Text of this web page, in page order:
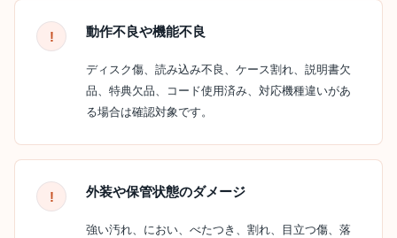
動作不良や機能不良
ディスク傷、読み込み不良、ケース割れ、説明書欠
品、特典欠品、コード使用済み、対応機種違いがあ
る場合は確認対象です。
外装や保管状態のダメージ
強い汚れ、におい、べたつき、割れ、目立つ傷、落